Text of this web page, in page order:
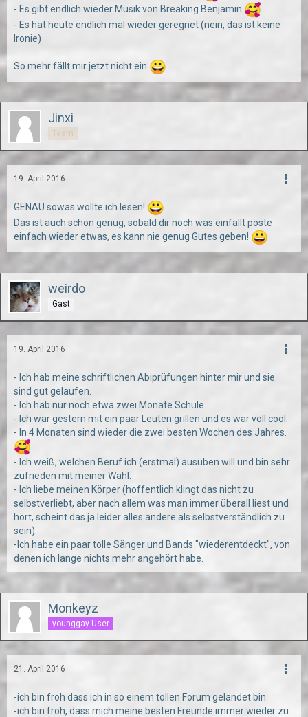
- Es gibt endlich wieder Musik von Breaking Benjamin
- Es hat heute endlich mal wieder geregnet (nein, das ist keine
Ironie)
So mehr fällt mir jetzt nicht ein
Jinxi
Team
19. April 2016
GENAU sowas wollte ich lesen!
Das ist auch schon genug, sobald dir noch was einfällt poste
einfach wieder etwas, es kann nie genug Gutes geben!
weirdo
Gast
19. April 2016
- Ich hab meine schriftlichen Abiprüfungen hinter mir und sie
sind gut gelaufen.
- Ich hab nur noch etwa zwei Monate Schule.
- Ich war gestern mit ein paar Leuten grillen und es war voll cool.
- In 4 Monaten sind wieder die zwei besten Wochen des Jahres.
- Ich weiß, welchen Beruf ich (erstmal) ausüben will und bin sehr
zufrieden mit meiner Wahl.
- Ich liebe meinen Körper (hoffentlich klingt das nicht zu
selbstverliebt, aber nach allem was man immer überall liest und
hört, scheint das ja leider alles andere als selbstverständlich zu
sein).
-Ich habe ein paar tolle Sänger und Bands "wiederentdeckt", von
denen ich lange nichts mehr angehört habe.
Monkeyz
younggay User
21. April 2016
-ich bin froh dass ich in so einem tollen Forum gelandet bin
-ich bin froh, dass mich meine besten Freunde immer wieder zu